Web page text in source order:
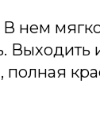
нем